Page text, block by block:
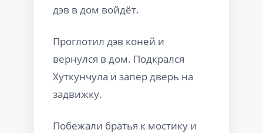
дэв в дом войдёт.
Проглотил дэв коней и
вернулся в дом. Подкрался
Хуткунчула и запер дверь на
задвижку.
Побежали братья к мостику и